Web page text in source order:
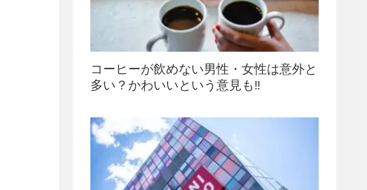
コーヒーが飲めない男性・女性は意外と
多い？かわいいという意見も‼